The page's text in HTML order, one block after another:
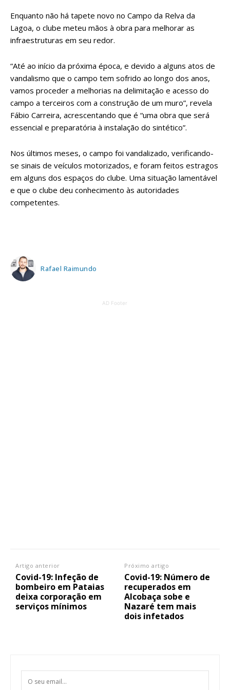
Planos de Assinatura
Sendo assinante terá acesso a todos os conteúdos exclusivos e versões
Enquanto não há tapete novo no Campo da Relva da
Lagoa, o clube meteu mãos à obra para melhorar as
infraestruturas em seu redor.
“Até ao início da próxima época, e devido a alguns atos de
vandalismo que o campo tem sofrido ao longo dos anos,
vamos proceder a melhorias na delimitação e acesso do
campo a terceiros com a construção de um muro”, revela
Fábio Carreira, acrescentando que é “uma obra que será
essencial e preparatória à instalação do sintético”.
Nos últimos meses, o campo foi vandalizado, verificando-
se sinais de veículos motorizados, e foram feitos estragos
em alguns dos espaços do clube. Uma situação lamentável
e que o clube deu conhecimento às autoridades
competentes.
Rafael Raimundo
AD Footer
Artigo anterior
Covid-19: Infeção de
bombeiro em Pataias
deixa corporação em
serviços mínimos
Próximo artigo
Covid-19: Número de
recuperados em
Alcobaça sobe e
Nazaré tem mais
dois infetados